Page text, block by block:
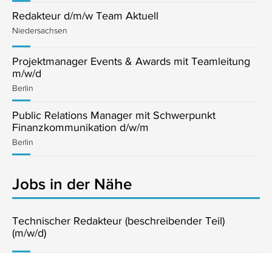
Redakteur d/m/w Team Aktuell
Niedersachsen
Projektmanager Events & Awards mit Teamleitung
m/w/d
Berlin
Public Relations Manager mit Schwerpunkt
Finanzkommunikation d/w/m
Berlin
Jobs in der Nähe
Technischer Redakteur (beschreibender Teil)
(m/w/d)